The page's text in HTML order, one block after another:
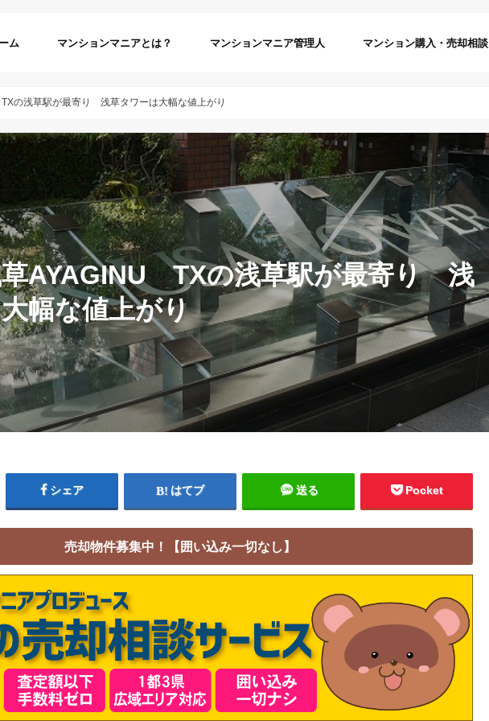
ム マンションマニアとは？ マンションマニア管理人 マンション購入・売却相談
の浅草駅が最寄り 浅草タワーは大幅な値上がり
草AYAGINU TXの浅草駅が最寄り 浅
幅な値上がり
シェア はてブ 送る Pocket
売却物件募集中！【囲い込み一切なし】